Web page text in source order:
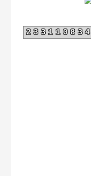
233110834